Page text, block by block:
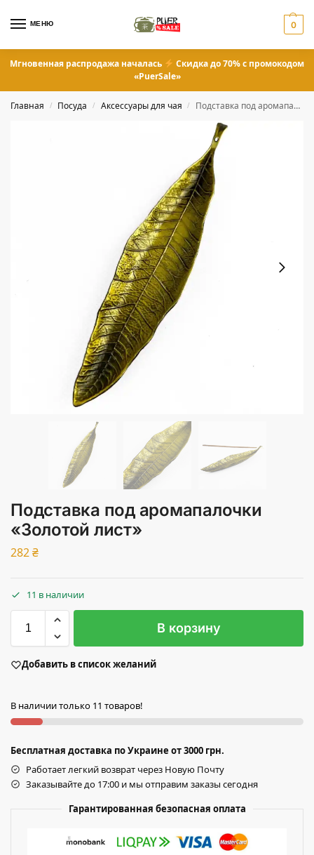
МЕНЮ 0
Мгновенная распродажа началась
Скидка до 70% с промокодом
«PuerSale»
Главная / Посуда / Аксессуары для чая / Подставка под аромапалочки «Золотой лист»
Подставка под аромапалочки
«Золотой лист»
282₴
11 в наличии
В корзину
Добавить в список желаний
В наличии только 11 товаров!
Бесплатная доставка по Украине от 3000 грн.
Работает легкий возврат через Новую Почту
Заказывайте до 17:00 и мы отправим заказы сегодня
Гарантированная безопасная оплата